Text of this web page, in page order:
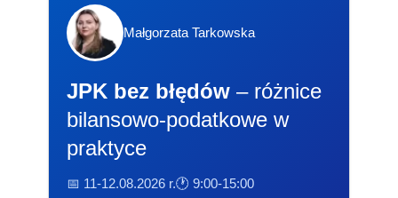
Małgorzata Tarkowska
JPK bez błędów – różnice
bilansowo-podatkowe w
praktyce
📅 11-12.08.2026 r.🕐 9:00-15:00